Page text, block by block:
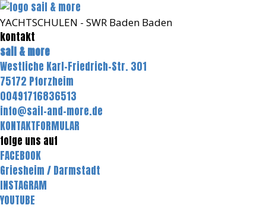
YACHTSCHULEN - SWR Baden Baden
kontakt
sail & more
Westliche Karl-Friedrich-Str. 301
75172 Pforzheim
00491716836513
info@sail-and-more.de
KONTAKTFORMULAR
folge uns auf
FACEBOOK
Griesheim / Darmstadt
INSTAGRAM
YOUTUBE